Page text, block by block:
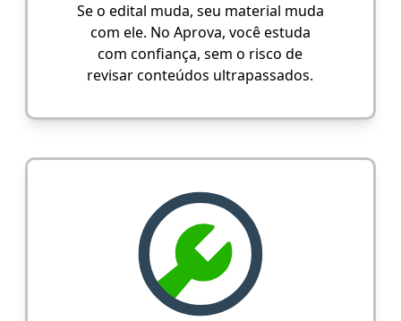
Se o edital muda, seu material muda
com ele. No Aprova, você estuda
com confiança, sem o risco de
revisar conteúdos ultrapassados.